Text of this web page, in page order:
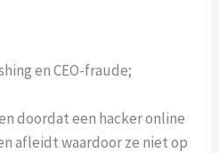
en CEO-fraude;
doordat een hacker online
afleidt waardoor ze niet op